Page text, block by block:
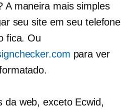
A maneira mais simples
seu site em seu telefone
fica. Ou
para ver
da web, exceto Ecwid,